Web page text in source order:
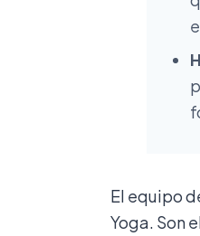
El equipo
Yoga. Son